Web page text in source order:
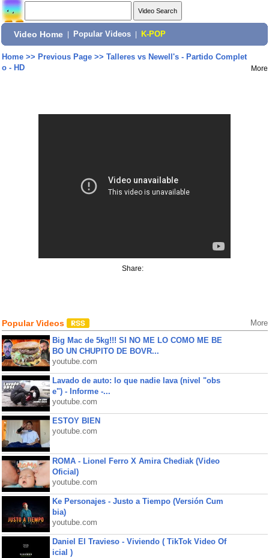
Video Home Popular Videos K-POP
Home>> Previous Page>> Talleres vs Newell's - Partido Complet
o - HD
More
Share:
Popular Videos More
Big Mac de 5kg!!! SI NO ME LO COMO ME BE
BO UN CHUPITO DE BOVR...
youtube.com
Lavado de auto: lo que nadie lava (nivel "obs
e") - Informe -...
youtube.com
ESTOY BIEN
youtube.com
ROMA - Lionel Ferro X Amira Chediak (Video
Oficial)
youtube.com
Ke Personajes - Justo a Tiempo (Versión Cum
bia)
youtube.com
Daniel El Travieso - Viviendo ( TikTok Video Of
icial )